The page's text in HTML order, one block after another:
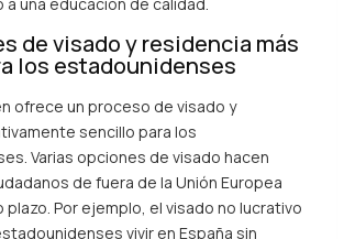
de visado y residencia más
los estadounidenses
ofrece un proceso de visado y
sencillo para los
Varias opciones de visado hacen
de fuera de la Unión Europea
plazo. Por ejemplo, el visado no lucrativo
vivir en España sin